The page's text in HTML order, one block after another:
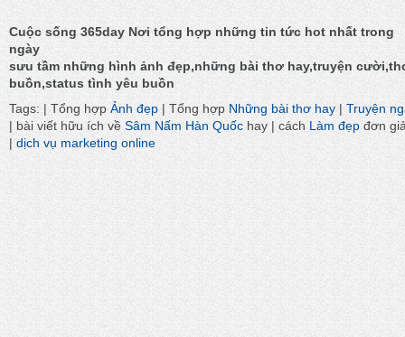
Cuộc sống 365day Nơi tổng hợp những tin tức hot nhất trong
ngày
sưu tầm những hình ảnh đẹp,những bài thơ hay,truyện
buồn,status tình yêu buồn
Tags: | Tổng hợp Ảnh đẹp | Tổng hợp Những bài thơ hay | Truyện
| bài viết hữu ích vềSâm Nấm Hàn Quốc hay | cách Làm đẹp đơn
| dịch vụ marketing online